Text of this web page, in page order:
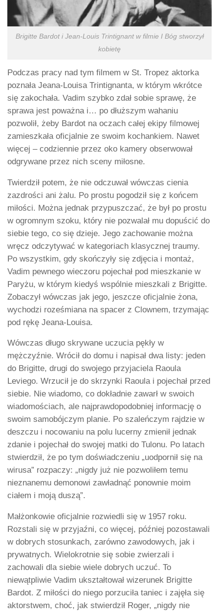
Brigitte Bardot i Jean-Louis Trintignant w filmie I Bóg stworzył
kobietę
Podczas pracy nad tym filmem w St. Tropez aktorka
poznała Jeana-Louisa Trintignanta, w którym wkrótce
się zakochała. Vadim szybko zdał sobie sprawę, że
sprawa jest poważna i… po dłuższym wahaniu
pozwolił, żeby Bardot na oczach całej ekipy filmowej
zamieszkała oficjalnie ze swoim kochankiem. Nawet
więcej – codziennie przez oko kamery obserwował
odgrywane przez nich sceny miłosne.
Twierdził potem, że nie odczuwał wówczas cienia
zazdrości ani żalu. Po prostu pogodził się z końcem
miłości. Można jednak przypuszczać, że był po prostu
w ogromnym szoku, który nie pozwalał mu dopuścić do
siebie tego, co się dzieje. Jego zachowanie można
wręcz odczytywać w kategoriach klasycznej traumy.
Po wszystkim, gdy skończyły się zdjęcia i montaż,
Vadim pewnego wieczoru pojechał pod mieszkanie w
Paryżu, w którym kiedyś wspólnie mieszkali z Brigitte.
Zobaczył wówczas jak jego, jeszcze oficjalnie żona,
wychodzi roześmiana na spacer z Clownem, trzymając
pod rękę Jeana-Louisa.
Wówczas długo skrywane uczucia pękły w
mężczyźnie. Wrócił do domu i napisał dwa listy: jeden
do Brigitte, drugi do swojego przyjaciela Raoula
Leviego. Wrzucił je do skrzynki Raoula i pojechał przed
siebie. Nie wiadomo, co dokładnie zawarł w swoich
wiadomościach, ale najprawdopodobniej informację o
swoim samobójczym planie. Po szaleńczym rajdzie w
deszczu i nocowaniu na polu lucerny zmienił jednak
zdanie i pojechał do swojej matki do Tulonu. Po latach
stwierdził, że po tym doświadczeniu „uodpornił się na
wirusa” rozpaczy: „nigdy już nie pozwoliłem temu
nieznanemu demonowi zawładnąć ponownie moim
ciałem i moją duszą”.
Małżonkowie oficjalnie rozwiedli się w 1957 roku.
Rozstali się w przyjaźni, co więcej, później pozostawali
w dobrych stosunkach, zarówno zawodowych, jak i
prywatnych. Wielokrotnie się sobie zwierzali i
zachowali dla siebie wiele dobrych uczuć. To
niewątpliwie Vadim ukształtował wizerunek Brigitte
Bardot. Z miłości do niego porzuciła taniec i zajęła się
aktorstwem, choć, jak stwierdził Roger, „nigdy nie